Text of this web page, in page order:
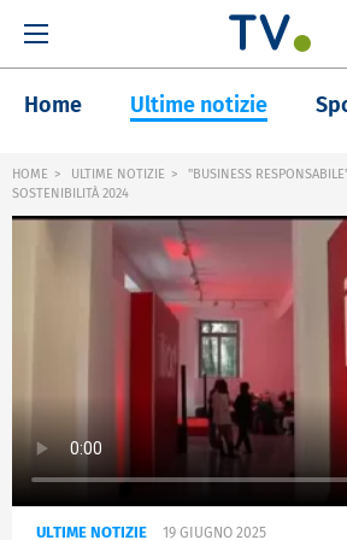
Home Ultime notizie
HOME ULTIME NOTIZIE
"BUSINESS
SOSTENIBILITÀ 2024
ULTIME NOTIZIE 19 GIUGNO 2025